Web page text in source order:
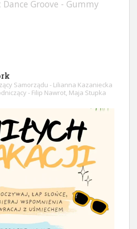
Groove - Gummy
Samorządu - Lilianna Kazaniecka
- Filip Nawrot, Maja Stupka